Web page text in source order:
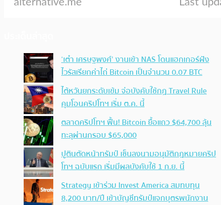
‘เต๋า เศรษฐพงศ์’ งานเข้า NAS โดนแฮกเกอร์ฝัง
ไวรัสเรียกค่าไถ่ Bitcoin เป็นจำนวน 0.07 BTC
ไต้หวันยกระดับเข้ม จ่อบังคับใช้กฏ Travel Rule
คุมโอนคริปโทฯ เริ่ม ต.ค. นี้
ตลาดคริปโทฯ ฟื้น! Bitcoin ยื้อแถว $64,700 ลุ้น
ทะลุผ่านกรอบ $65,000
ปูตินตัดหน้าทรัมป์ เซ็นลงนามอนุมัติกฎหมายคริป
โทฯ ฉบับแรก เริ่มมีผลบังคับใช้ 1 ก.ย. นี้
Strategy เข้าร่วม Invest America สมทบทุน
8,200 บาท/ปี เข้าบัญชีทรัมป์แจกบุตรพนักงาน